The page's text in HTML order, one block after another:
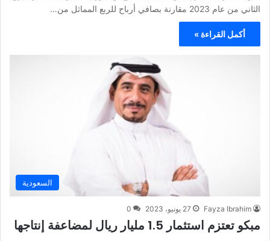
الثاني من عام 2023 مقارنة بصافي أرباح للربع المماثل من…
أكمل القراءة »
السعودية
Fayza Ibrahim 27 يونيو، 2023 0
مبكو تعتزم استثمار 1.5 مليار ريال لمضاعفة إنتاجها